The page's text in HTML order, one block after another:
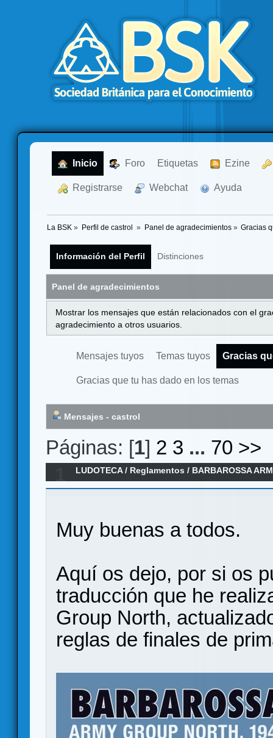
Inicio Foro Etiquetas Ezine
Registrarse Webchat Ayuda
La BSK » Perfil de castrol » Panel de agradecimientos» Gracias
Información del Perfil Distinciones
Panel de agradecimientos
Mostrar los mensajes que están relacionados con el
agradecimiento a otros usuarios.
Mensajes tuyos Temas tuyos Gracias
Gracias que tu has dado en los temas
Mensajes - castrol
Páginas: [1] 2 3 ... 70 >>
LUDOTECA/ Reglamentos / BARBAROSSA
Muy buenas a todos.
Aquí os dejo, por si os
traducción que he
Group North,
reglas de finales de